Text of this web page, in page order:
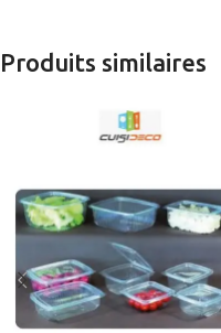
Produits similaires